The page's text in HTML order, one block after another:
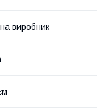
виробник